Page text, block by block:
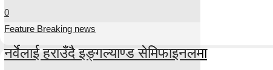
0
Feature Breaking news
नर्वेलाई हराउँदै इङ्गल्याण्ड सेमिफाइनलमा